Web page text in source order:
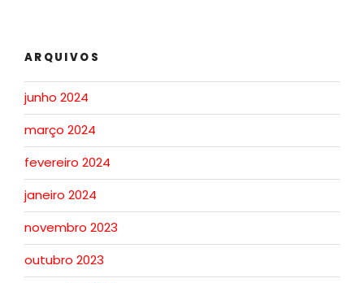
ARQUIVOS
junho 2024
março 2024
fevereiro 2024
janeiro 2024
novembro 2023
outubro 2023